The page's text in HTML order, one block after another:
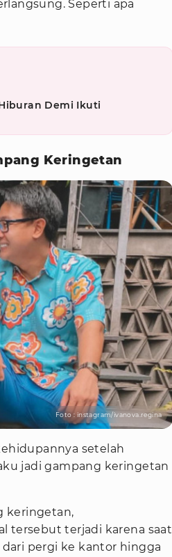
Seperti apa
Demi Ikuti
Keringetan
Foto : instagram/ivanova.regina
setelah
jadi gampang keringetan
keringetan,
tersebut terjadi karena saat
pergi ke kantor hingga